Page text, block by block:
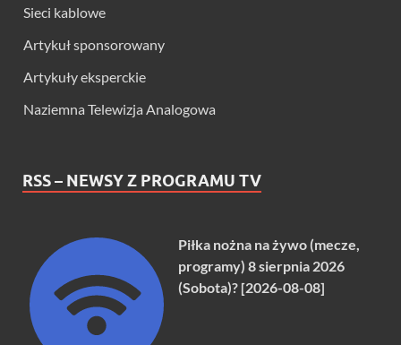
Sieci kablowe
Artykuł sponsorowany
Artykuły eksperckie
Naziemna Telewizja Analogowa
RSS – NEWSY Z PROGRAMU TV
Piłka nożna na żywo (mecze,
programy) 8 sierpnia 2026
(Sobota)? [2026-08-08]